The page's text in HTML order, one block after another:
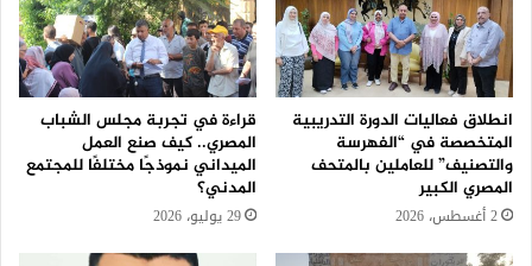
انطلاق فعاليات الدورة التدريبية
المتخصصة في “الفهرسة
والتصنيف” للعاملين بالمتحف
المصري الكبير
2 أغسطس، 2026
قراءة في تجربة مجلس الشباب
المصري.. كيف صنع العمل
الميداني نموذجًا مختلفًا للمجتمع
المدني؟
29 يوليو، 2026